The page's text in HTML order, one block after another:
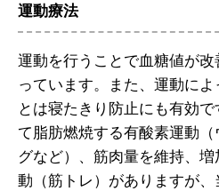
運動療法
運動を行うことで血糖値が
っています。また、運動に
とは寝たきり防止にも有効
て脂肪燃焼する有酸素運動
グなど）、筋肉量を維持、
動（筋トレ）がありますが